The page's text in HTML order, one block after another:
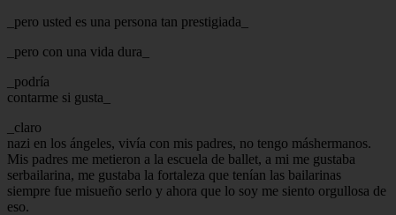
_pero usted es una persona tan prestigiada_
_pero con una vida dura_
_podría
contarme si gusta_
_claro
nazi en los ángeles, vivía con mis padres, no tengo máshermanos.
Mis padres me metieron a la escuela de ballet, a mi me gustaba
serbailarina, me gustaba la fortaleza que tenían las bailarinas
siempre fue misueño serlo y ahora que lo soy me siento orgullosa de
eso.